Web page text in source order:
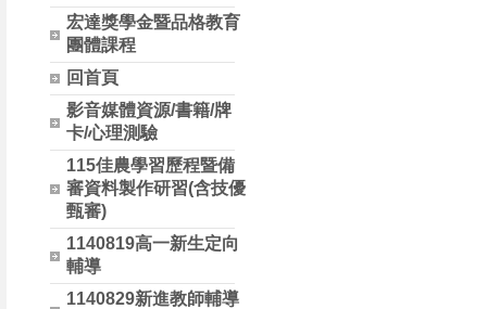
宏達獎學金暨品格教育
團體課程
回首頁
影音媒體資源/書籍/牌
卡/心理測驗
115佳農學習歷程暨備
審資料製作研習(含技優
甄審)
1140819高一新生定向
輔導
1140829新進教師輔導